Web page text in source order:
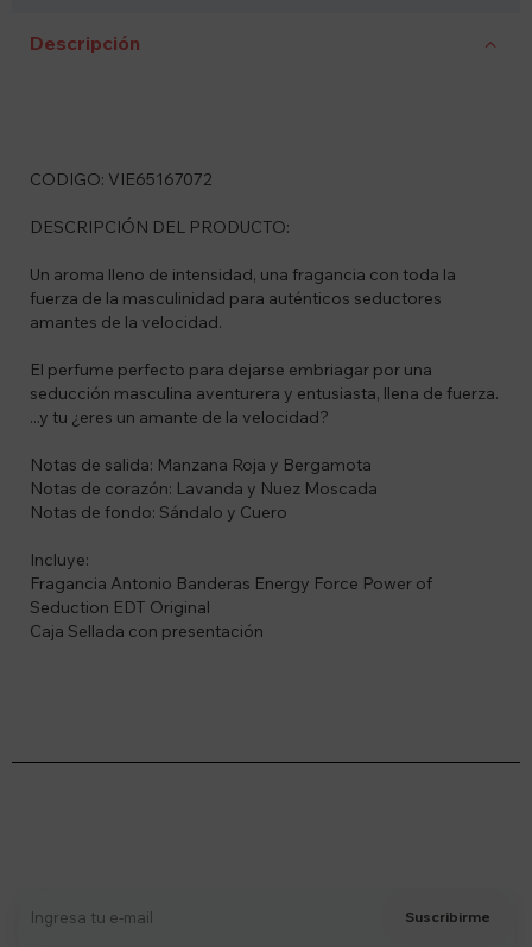
Descripción
CODIGO: VIE65167072
DESCRIPCIÓN DEL PRODUCTO:
Un aroma lleno de intensidad, una fragancia con toda la
fuerza de la masculinidad para auténticos seductores
amantes de la velocidad.
El perfume perfecto para dejarse embriagar por una
seducción masculina aventurera y entusiasta, llena de fuerza.
...y tu ¿eres un amante de la velocidad?
Notas de salida: Manzana Roja y Bergamota
Notas de corazón: Lavanda y Nuez Moscada
Notas de fondo: Sándalo y Cuero
Incluye:
Fragancia Antonio Banderas Energy Force Power of
Seduction EDT Original
Caja Sellada con presentación
Suscribirme